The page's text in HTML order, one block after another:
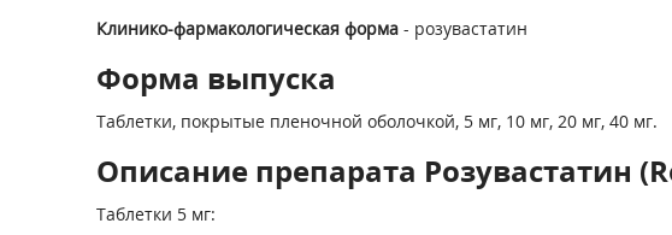
Клинико-фармакологическая форма- розувастатин
Форма выпуска
Таблетки, покрытые пленочной оболочкой, 5 мг, 10 мг, 20 мг, 40 мг.
Описание препарата Розувастатин
Таблетки 5 мг: